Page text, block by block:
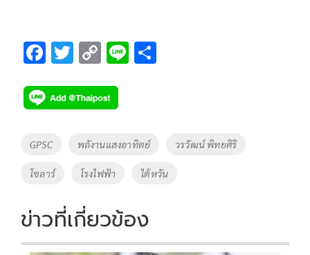
F
e
b
o
o
k
T
tt
er
C
p
y
Li
n
k
Li
Tags
GPSC พลังานแสงอาทิตย์ วรวัฒน์ พิทยศิริ
โซลาร์ โรงไฟฟ้า ไต้หวัน
ข่าวที่เกี่ยวข้อง